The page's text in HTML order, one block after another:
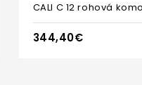
CALI C 12 rohová
344,40€